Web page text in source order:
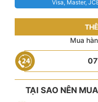
Visa, Master,
Mua
TẠI SAO NÊN